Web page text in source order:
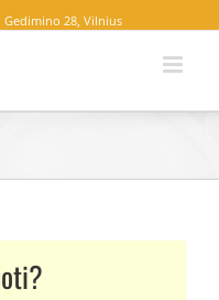
Gedimino 28, Vilnius